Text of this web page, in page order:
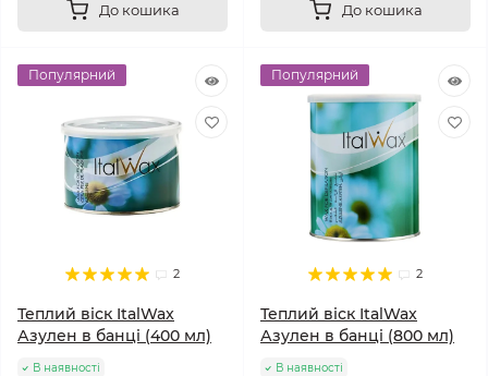
До кошика До кошика
Популярний
2
Теплий віск ItalWax
Азулен в банці (400 мл)
В наявності
Популярний
2
Теплий віск ItalWax
Азулен в банці (800 мл)
В наявності